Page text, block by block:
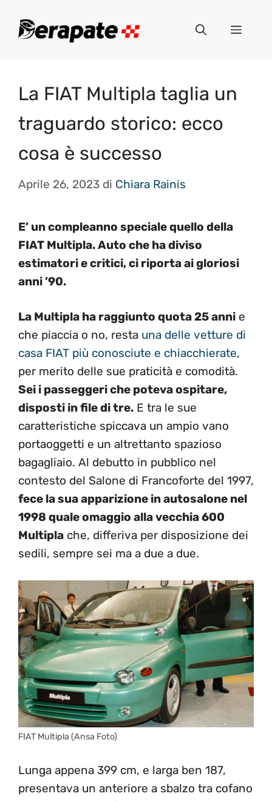
Menu
La FIAT Multipla taglia un
traguardo storico: ecco
cosa è successo
Aprile 26, 2023 di Chiara Rainis
E’ un compleanno speciale quello della
FIAT Multipla. Auto che ha diviso
estimatori e critici, ci riporta ai gloriosi
anni ’90.
La Multipla ha raggiunto quota 25 anni e
che piaccia o no, resta una delle vetture di
casa FIAT più conosciute e chiacchierate,
per merito delle sue praticità e comodità.
Sei i passeggeri che poteva ospitare,
disposti in file di tre. E tra le sue
caratteristiche spiccava un ampio vano
portaoggetti e un altrettanto spazioso
bagagliaio. Al debutto in pubblico nel
contesto del Salone di Francoforte del 1997,
fece la sua apparizione in autosalone nel
1998 quale omaggio alla vecchia 600
Multipla che, differiva per disposizione dei
sedili, sempre sei ma a due a due.
FIAT Multipla (Ansa Foto)
Lunga appena 399 cm, e larga ben 187,
presentava un anteriore a sbalzo tra cofano